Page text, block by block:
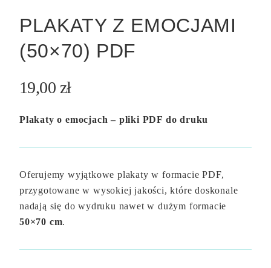
PLAKATY Z EMOCJAMI
(50×70) PDF
19,00 zł
Plakaty o emocjach – pliki PDF do druku
Oferujemy wyjątkowe plakaty w formacie PDF,
przygotowane w wysokiej jakości, które doskonale
nadają się do wydruku nawet w dużym formacie
50×70 cm.